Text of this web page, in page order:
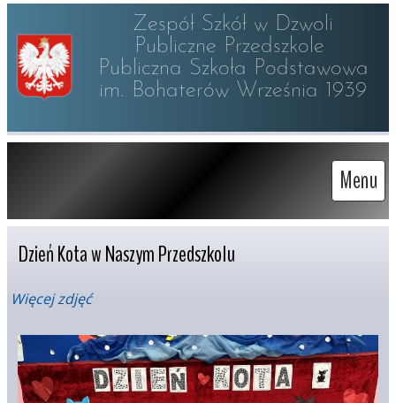
Zespół Szkół w Dzwoli
Publiczne Przedszkole
Publiczna Szkoła Podstawowa
im. Bohaterów Września 1939
Menu
Dzień Kota w Naszym Przedszkolu
Więcej zdjęć